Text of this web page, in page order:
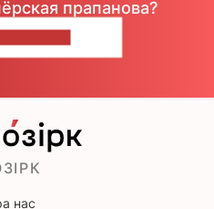
прапанова?
нас